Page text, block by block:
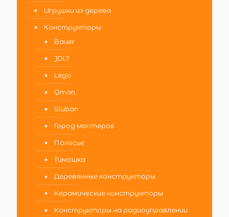
Игрушки из дерева
Конструкторы
Bauer
JDLT
Lego
Qman
Sluban
Город мастеров
Полесье
Тимошка
Деревянные конструкторы
Керамические конструкторы
Конструкторы на радиоуправлении